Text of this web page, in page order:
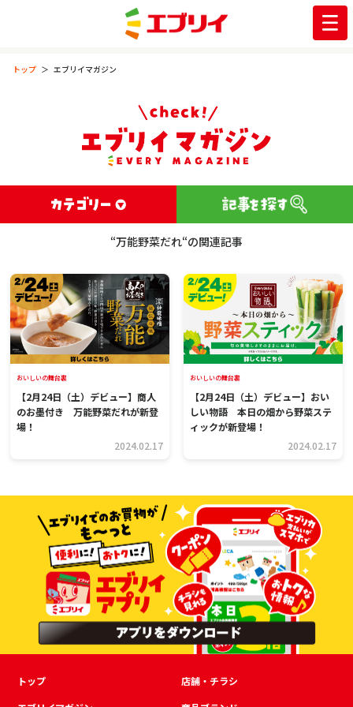
トップ エブリイマガジン
“万能野菜だれ“の関連記事
おいしいの舞台裏
【2月24日（土）デビュー】商人
のお墨付き 万能野菜だれが新登
場！
2024.02.17
おいしいの舞台裏
【2月24日（土）デビュー】おい
しい物語 本日の畑から野菜ステ
ィックが新登場！
2024.02.17
トップ
店舗・チラシ